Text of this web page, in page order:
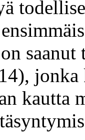
jonka
kautta